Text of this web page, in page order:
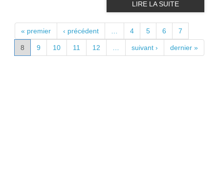
LIRE LA SUITE
PAGES
« premier ‹ précédent 4 5 6 7
8 9 10 11 12 suivant › dernier »